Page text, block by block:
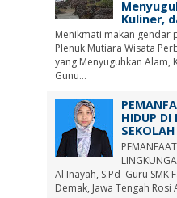
Kuliner,
Menikmati makan gendar
Plenuk Mutiara Wisata
yang Menyuguhkan Alam,
Gunu...
HIDUP DI
SEKOLAH
Al Inayah, S.Pd Guru SMK
Demak, Jawa Tengah Rosi